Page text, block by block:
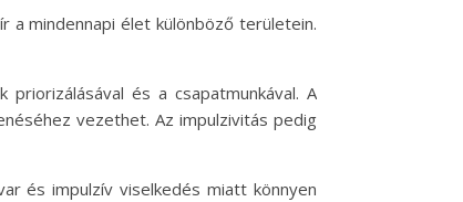
a mindennapi élet különböző területein.
és a csapatmunkával. A
vezethet. Az impulzivitás pedig
és impulzív viselkedés miatt könnyen